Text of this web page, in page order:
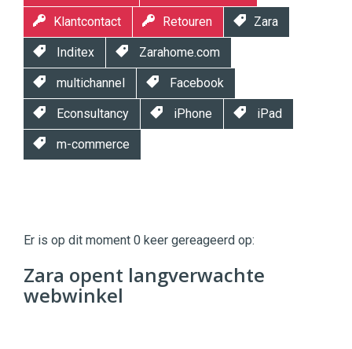
Klantcontact Retouren Zara
Inditex Zarahome.com
multichannel Facebook
Econsultancy iPhone iPad
m-commerce
|
Digital
Commercehttps://twinklemagazine.nl
9654
Er is op dit moment 0 keer gereageerd op:
Zara opent langverwachte
webwinkel